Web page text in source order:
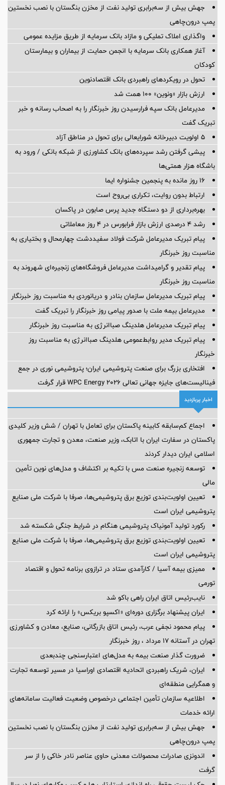
جهش بیش از سه‌برابری تولید نفت از مخزن بنگستان با نصب نخستین
پمپ درون‌چاهی
واگذاری املاک تملیکی و مازاد بانک سرمایه از طریق مزایده عمومی
آغاز همکاری بانک سرمایه با انجمن حمایت از بیماران و بیمارستان
کودکان
تحول در رویکردهای راهبردی بانک اقتصادنوین
ارزش بازار «ونوین» 100 همت شد
مدیرعامل بانک سپه فرارسیدن روز خبرنگار را به اصحاب رسانه و خبر
تبریک گفت
5 اولویت دبیرخانه شورایعالی برای تحول در مناطق آزاد
پیشی گرفتن رشد سپرده‌های بانک کشاورزی از شبکه بانکی / ورود به
باشگاه هزار همتی‌ها
16 روز مانده به پنجمین جشنواره ایما
ارتباط بدون روایت، تکراری بی‌روح است
بهره‌برداری از دو دستگاه جدید پرس صابون در پاكسان
رشد ۴ درصدی ارزش بازار فرابورس در ۴ روز معاملاتی
پیام تبریک مدیرعامل شرکت فولاد سفیددشت چهارمحال و بختیاری به
مناسبت روز خبرنگار
پیام تقدیر و گرامیداشت مدیرعامل فروشگاه‌های زنجیره‌ای شهروند به
مناسبت روز خبرنگار
پیام تبریک مدیرعامل سازمان بنادر و دریانوردی به مناسبت روز خبرنگار
مدیرعامل بیمه ملت با صدور پیامی روز خبرنگار را تبریک گفت
پیام تبریک مدیرعامل هلدینگ صباانرژی به مناسبت روز خبرنگار
پیام تبریک مدیر روابط‌عمومی هلدینگ صباانرژی به مناسبت روز
خبرنگار
افتخاری بزرگ برای صنعت پتروشیمی ایران؛ پتروشیمی نوری در جمع
فینالیست‌های جایزه جهانی تعالی WPC Energy 2026 قرار گرفت
اخبار پربازدید
اجماع کم‌سابقه کابینه پاکستان برای تعامل با تهران / شش وزیر کلیدی
پاکستان در سفارت ایران با اتابک، وزیر صنعت، معدن و تجارت جمهوری
اسلامی ایران دیدار کردند
توسعه زنجیره صنعت مس با تکیه بر اکتشاف و مدل‌های نوین تأمین
مالی
تعیین اولویت‌بندی توزیع برق پتروشیمی‌ها، صرفا با شرکت ملی صنایع
پتروشیمی ایران است
رکورد تولید آمونیاک پتروشیمی هنگام در شرایط جنگی شکسته شد
تعیین اولویت‌بندی توزیع برق پتروشیمی‌ها، صرفا با شرکت ملی صنایع
پتروشیمی ایران است
ممیزی بیمه آسیا / کارآمدی ستاد در ترازوی برنامه تحول و اقتصاد
تورمی
نایب‌رئیس اتاق ایران راهی باکو شد
ایران پیشنهاد برگزاری دوره‌ای «اکسپو بریکس» را ارائه کرد
پیام محمود نجفی عرب، رئیس اتاق بازرگانی، صنایع، معادن و کشاورزی
تهران در آستانه 17 مرداد ، روز خبرنگار
ضرورت گذار صنعت بیمه به مدل‌های اعتبارسنجی چندبعدی
ایران، شریک راهبردی اتحادیه اقتصادی اوراسیا در مسیر توسعه تجارت
و همگرایی منطقه‌ای
اطلاعیه سازمان تأمین اجتماعی درخصوص وضعیت فعالیت سامانه‌های
ارائه خدمات
جهش بیش از سه‌برابری تولید نفت از مخزن بنگستان با نصب نخستین
پمپ درون‌چاهی
اندونزی صادرات محصولات معدنی حاوی عناصر نادر خاکی را از سر
گرفت